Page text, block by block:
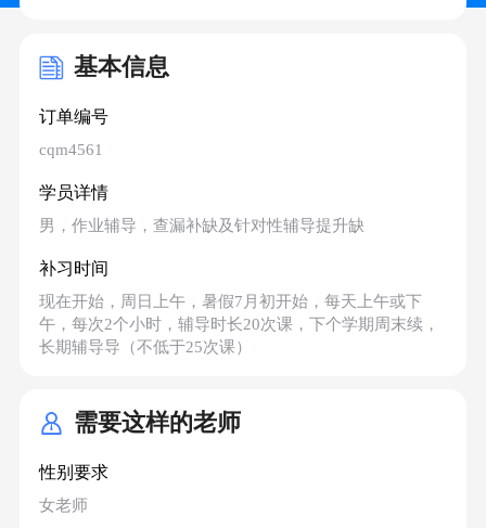
基本信息
订单编号
cqm4561
学员详情
男，作业辅导，查漏补缺及针对性辅导提升缺
补习时间
现在开始，周日上午，暑假7月初开始，每天上午或下
午，每次2个小时，辅导时长20次课，下个学期周末续，
长期辅导导（不低于25次课）
需要这样的老师
性别要求
女老师